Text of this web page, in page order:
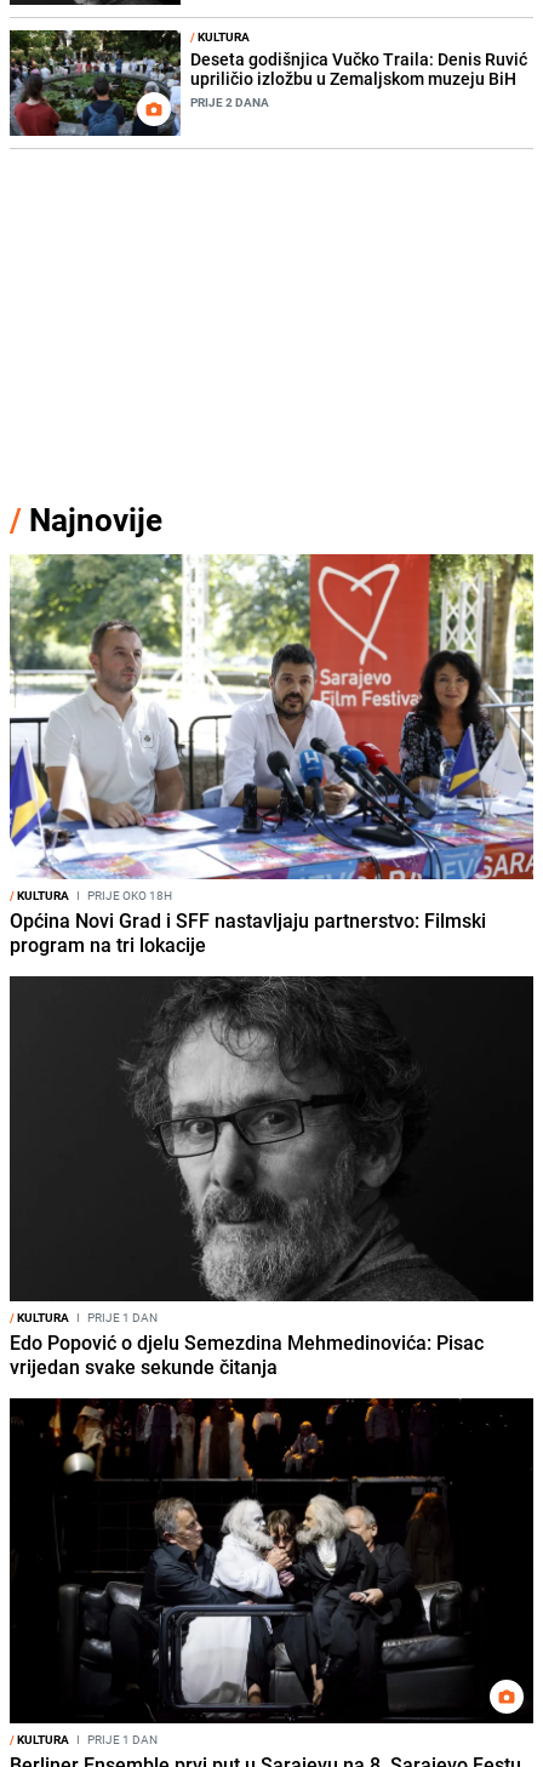
/KULTURA
Deseta godišnjica Vučko Traila: Denis Ruvić
upriličio izložbu u Zemaljskom muzeju BiH
PRIJE 2 DANA
/ Najnovije
/KULTURA I PRIJE OKO 18H
Općina Novi Grad i SFF nastavljaju partnerstvo: Filmski
program na tri lokacije
/KULTURA I PRIJE 1 DAN
Edo Popović o djelu Semezdina Mehmedinovića: Pisac
vrijedan svake sekunde čitanja
/KULTURA I PRIJE 1 DAN